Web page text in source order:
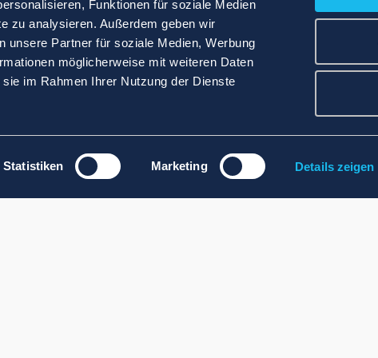
Funktionen für soziale Medien
zu analysieren. Außerdem geben wir
unsere Partner für soziale Medien, Werbung
möglicherweise mit weiteren Daten
im Rahmen Ihrer Nutzung der Dienste
Statistiken Marketing Details zeigen